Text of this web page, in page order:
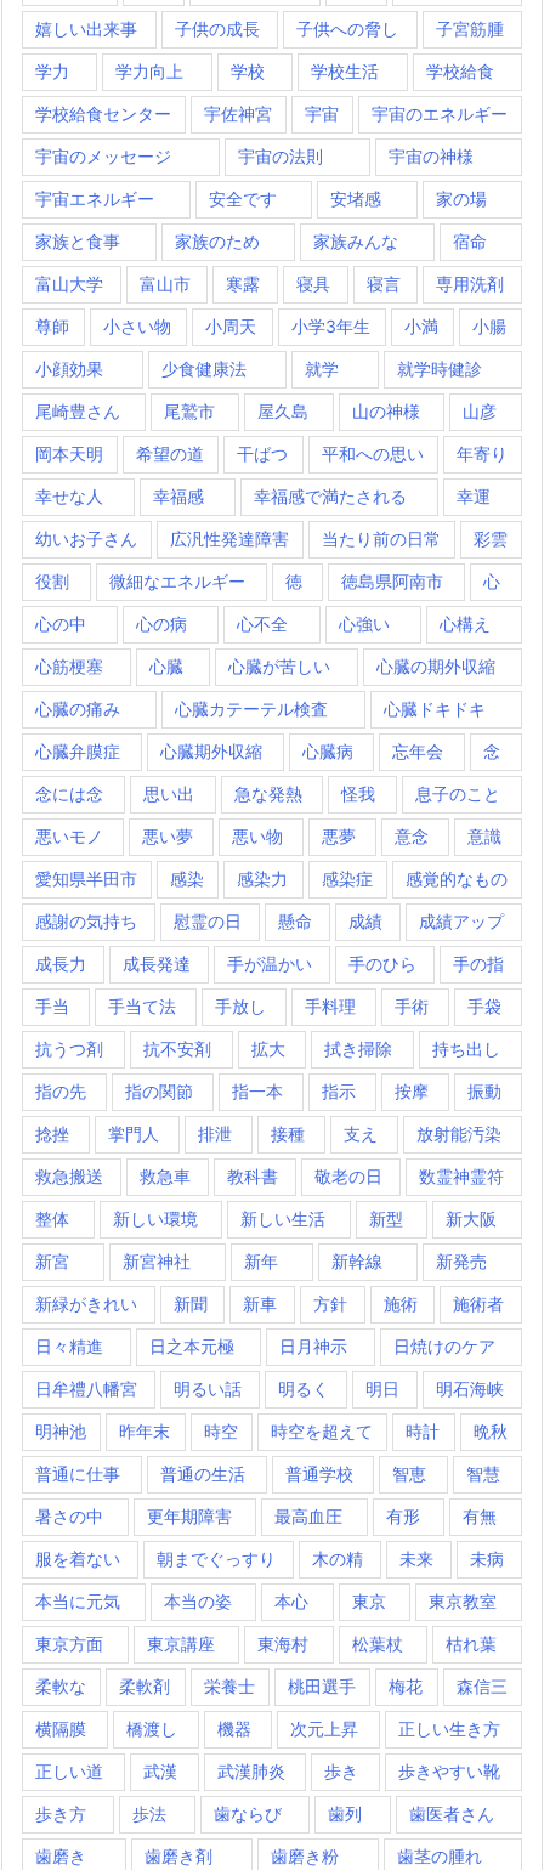
嬉しい出来事 子供の成長 子供への脅し 子宮筋腫
学力 学力向上 学校 学校生活 学校給食
学校給食センター 宇佐神宮 宇宙 宇宙のエネルギー
宇宙のメッセージ 宇宙の法則 宇宙の神様
宇宙エネルギー 安全です 安堵感 家の場
家族と食事 家族のため 家族みんな 宿命
富山大学 富山市 寒露 寝具 寝言 専用洗剤
尊師 小さい物 小周天 小学3年生 小満 小腸
小顔効果 少食健康法 就学 就学時健診
尾崎豊さん 尾鷲市 屋久島 山の神様 山彦
岡本天明 希望の道 干ばつ 平和への思い 年寄り
幸せな人 幸福感 幸福感で満たされる 幸運
幼いお子さん 広汎性発達障害 当たり前の日常 彩雲
役割 微細なエネルギー 徳 徳島県阿南市 心
心の中 心の病 心不全 心強い 心構え
心筋梗塞 心臓 心臓が苦しい 心臓の期外収縮
心臓の痛み 心臓カテーテル検査 心臓ドキドキ
心臓弁膜症 心臓期外収縮 心臓病 忘年会 念
念には念 思い出 急な発熱 怪我 息子のこと
悪いモノ 悪い夢 悪い物 悪夢 意念 意識
愛知県半田市 感染 感染力 感染症 感覚的なもの
感謝の気持ち 慰霊の日 懸命 成績 成績アップ
成長力 成長発達 手が温かい 手のひら 手の指
手当 手当て法 手放し 手料理 手術 手袋
抗うつ剤 抗不安剤 拡大 拭き掃除 持ち出し
指の先 指の関節 指一本 指示 按摩 振動
捻挫 掌門人 排泄 接種 支え 放射能汚染
救急搬送 救急車 教科書 敬老の日 数霊神霊符
整体 新しい環境 新しい生活 新型 新大阪
新宮 新宮神社 新年 新幹線 新発売
新緑がきれい 新聞 新車 方針 施術 施術者
日々精進 日之本元極 日月神示 日焼けのケア
日牟禮八幡宮 明るい話 明るく 明日 明石海峡
明神池 昨年末 時空 時空を超えて 時計 晩秋
普通に仕事 普通の生活 普通学校 智恵 智慧
暑さの中 更年期障害 最高血圧 有形 有無
服を着ない 朝までぐっすり 木の精 未来 未病
本当に元気 本当の姿 本心 東京 東京教室
東京方面 東京講座 東海村 松葉杖 枯れ葉
柔軟な 柔軟剤 栄養士 桃田選手 梅花 森信三
横隔膜 橋渡し 機器 次元上昇 正しい生き方
正しい道 武漢 武漢肺炎 歩き 歩きやすい靴
歩き方 歩法 歯ならび 歯列 歯医者さん
歯磨き 歯磨き剤 歯磨き粉 歯茎の腫れ